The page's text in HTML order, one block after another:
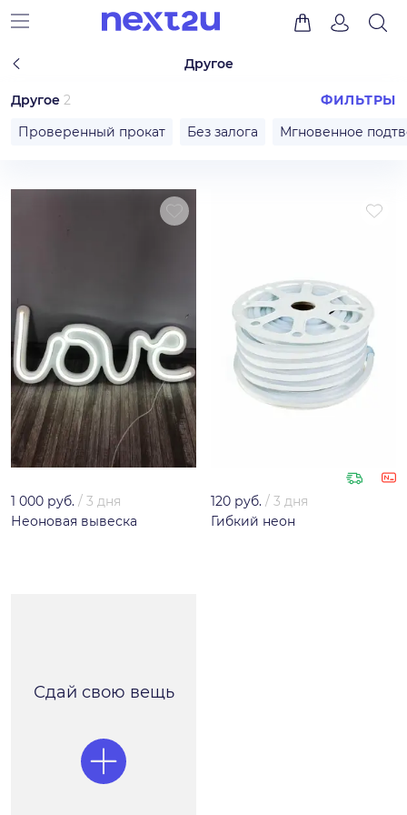
Другое
Другое 2
ФИЛЬТРЫ
Проверенный прокат
Без залога Мгновенное
1 000 руб. / 3 дня
Неоновая вывеска
120 руб. / 3 дня
Гибкий неон
Сдай свою вещь